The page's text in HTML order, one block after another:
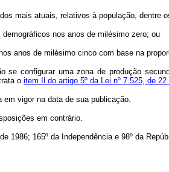
mais atuais, relativos à população, dentre
demográficos nos anos de milésimo zero; ou
anos de milésimo cinco com base na
se configurar uma zona de produção
o item Il do artigo 5º da Lei nº 7.525, de
vigor na data de sua publicação.
em contrário.
1986; 165º da Independência e 98º da